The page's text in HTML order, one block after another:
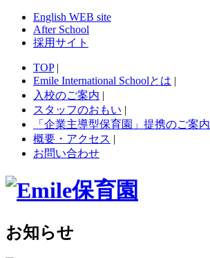
English WEB site
After School
採用サイト
TOP|
Emile International Schoolとは |
入校のご案内 |
スタッフのおもい |
「企業主導型保育園」提携のご案内
概要・アクセス |
お問い合わせ
お知らせ